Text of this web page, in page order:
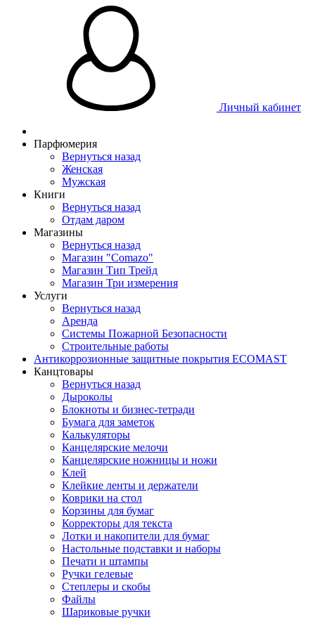
Личный кабинет
Парфюмерия
Вернуться назад
Женская
Мужская
Книги
Вернуться назад
Отдам даром
Магазины
Вернуться назад
Магазин "Comazo"
Магазин Тип Трейд
Магазин Три измерения
Услуги
Вернуться назад
Аренда
Системы Пожарной Безопасности
Строительные работы
Антикоррозионные защитные покрытия ECOMAST
Канцтовары
Вернуться назад
Дыроколы
Блокноты и бизнес-тетради
Бумага для заметок
Калькуляторы
Канцелярские мелочи
Канцелярские ножницы и ножи
Клей
Клейкие ленты и держатели
Коврики на стол
Корзины для бумаг
Корректоры для текста
Лотки и накопители для бумаг
Настольные подставки и наборы
Печати и штампы
Ручки гелевые
Степлеры и скобы
Файлы
Шариковые ручки